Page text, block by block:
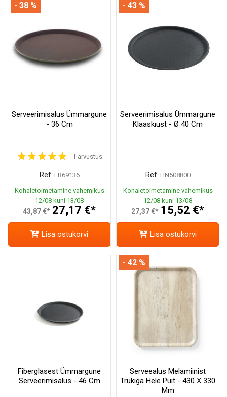
Serveerimisalus Ümmargune
- 36 Cm
1 arvustus
Ref. LR69136
Kohaletoimetamine vahemikus
12/08 kuni 13/08
43,87 €* 27,17 €*
- 38 %
Lisa ostukorvi
Serveerimisalus Ümmargune
Klaaskiust - Ø 40 Cm
Ref. HN508800
Kohaletoimetamine vahemikus
12/08 kuni 13/08
27,37 €* 15,52 €*
- 43 %
Lisa ostukorvi
Fiberglasest Ümmargune
Serveerimisalus - 46 Cm
Serveealus Melamiinist
Trükiga Hele Puit - 430 X 330
Mm
- 42 %